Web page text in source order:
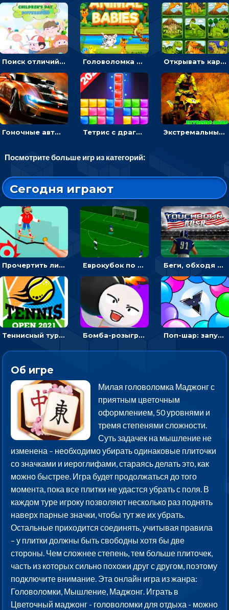
Поиск отличий на картинках с детьми - головоломка Головоломка Звери-малыши: открывай карточки по очереди, чтобы найти одинаковые Открывать картинки с динозаврами и складывать в пары по памяти - головоломка
Гоночные авто в пазлах: разбей картинку и собери снова Тетрис с драгоценными камнями: расставляй блоки, чтобы получить линию - головоломка Экстремальные пазлы с квадроциклами: собирать крутые тачки
Посмотрите больше игр из категорий:
Сегодня играют
Прочертить линию, чтобы проехать на скейте, через преграды к финишу - для мальчиков Еврокубок по футболу 2021 в 3D: пасуй мяч и бей по воротам соперника Беги, обходя соперников и собирай бонусы - американский футбол
Теннисный турнир: подавать или отбивать шарик ракеткой Бомба-розыгрыш: передавай и беги – 3D гиперказуалка Поп-шар: запускать колючку, чтобы лопать воздушные шарики
Об игре
Милая головоломка Маджонг с
приятным цветочным
оформлением, 50 уровнями и
тремя степенями сложности.
Суть задачек на мышление не
изменена – необходимо убирать одинаковые плиточки
со значками и иероглифами, стараясь делать это, как
можно быстрее. Игра будет продолжаться до того
момента, пока все плитки не удастся убрать с поля. В
каждом туре игроку позволяют несколько раз поднять
наверх парные значки, чтобы тут же их убрать.
Остальные приходится соединять, учитывая правила
– у плитки должны быть свободны хотя бы две
стороны. Чем сложнее степень, тем больше плиточек,
часть из которых сильно похожи друг с другом, поэтому
подключите внимание. Эта онлайн игра из жанра:
Головоломки, Мышление, Маджонг. Играть в
Цветочный маджонг - головоломки для отдыха - можно